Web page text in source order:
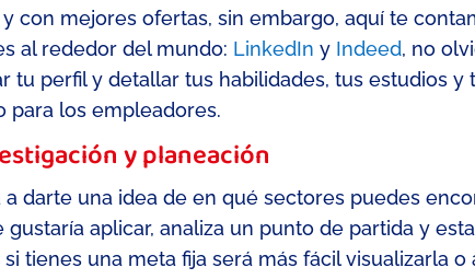
con mejores ofertas, sinembargo, aquí te
al rededor del mundo: LinkedIn y Indeed, no
tu perfil y detallar tus habilidades, tus estudios y
para los empleadores.
y planeación
a darte una idea de en qué sectores puedes
gustaría aplicar, analiza un punto de partiday
tienes una meta fija será más fácil visualizarla o